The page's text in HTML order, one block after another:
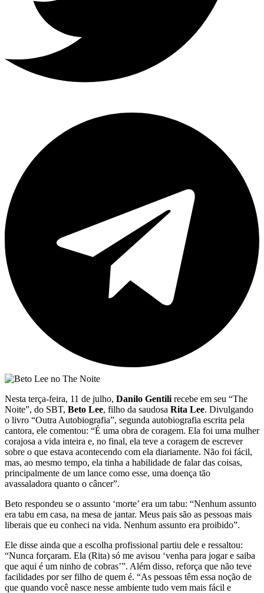
Nesta terça-feira, 11 de julho, Danilo Gentili recebe em seu “The
Noite”, do SBT, Beto Lee, filho da saudosa Rita Lee. Divulgando
o livro “Outra Autobiografia”, segunda autobiografia escrita pela
cantora, ele comentou: “É uma obra de coragem. Ela foi uma mulher
corajosa a vida inteira e, no final, ela teve a coragem de escrever
sobre o que estava acontecendo com ela diariamente. Não foi fácil,
mas, ao mesmo tempo, ela tinha a habilidade de falar das coisas,
principalmente de um lance como esse, uma doença tão
avassaladora quanto o câncer”.
Beto respondeu se o assunto ‘morte’ era um tabu: “Nenhum assunto
era tabu em casa, na mesa de jantar. Meus pais são as pessoas mais
liberais que eu conheci na vida. Nenhum assunto era proibido”.
Ele disse ainda que a escolha profissional partiu dele e ressaltou:
“Nunca forçaram. Ela (Rita) só me avisou ‘venha para jogar e saiba
que aqui é um ninho de cobras’”. Além disso, reforça que não teve
facilidades por ser filho de quem é. “As pessoas têm essa noção de
que quando você nasce nesse ambiente tudo vem mais fácil e